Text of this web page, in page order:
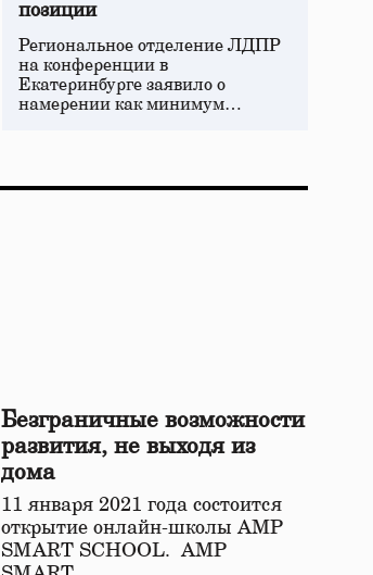
позиции
Региональное отделение ЛДПР
на конференции в
Екатеринбурге заявило о
намерении как минимум…
Безграничные возможности
развития, не выходя из
дома
11 января 2021 года состоится
открытие онлайн-школы АМР
SMART SCHOOL. АМР